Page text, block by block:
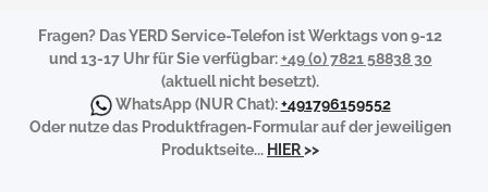
Fragen? Das YERD Service-Telefon ist Werktags von 9-12
und 13-17 Uhr für Sie verfügbar:+49 (0) 7821 58838 30
(aktuell nicht besetzt).
WhatsApp(NUR Chat):+491796159552
Oder nutze das Produktfragen-Formular auf der jeweiligen
Produktseite... HIER>>